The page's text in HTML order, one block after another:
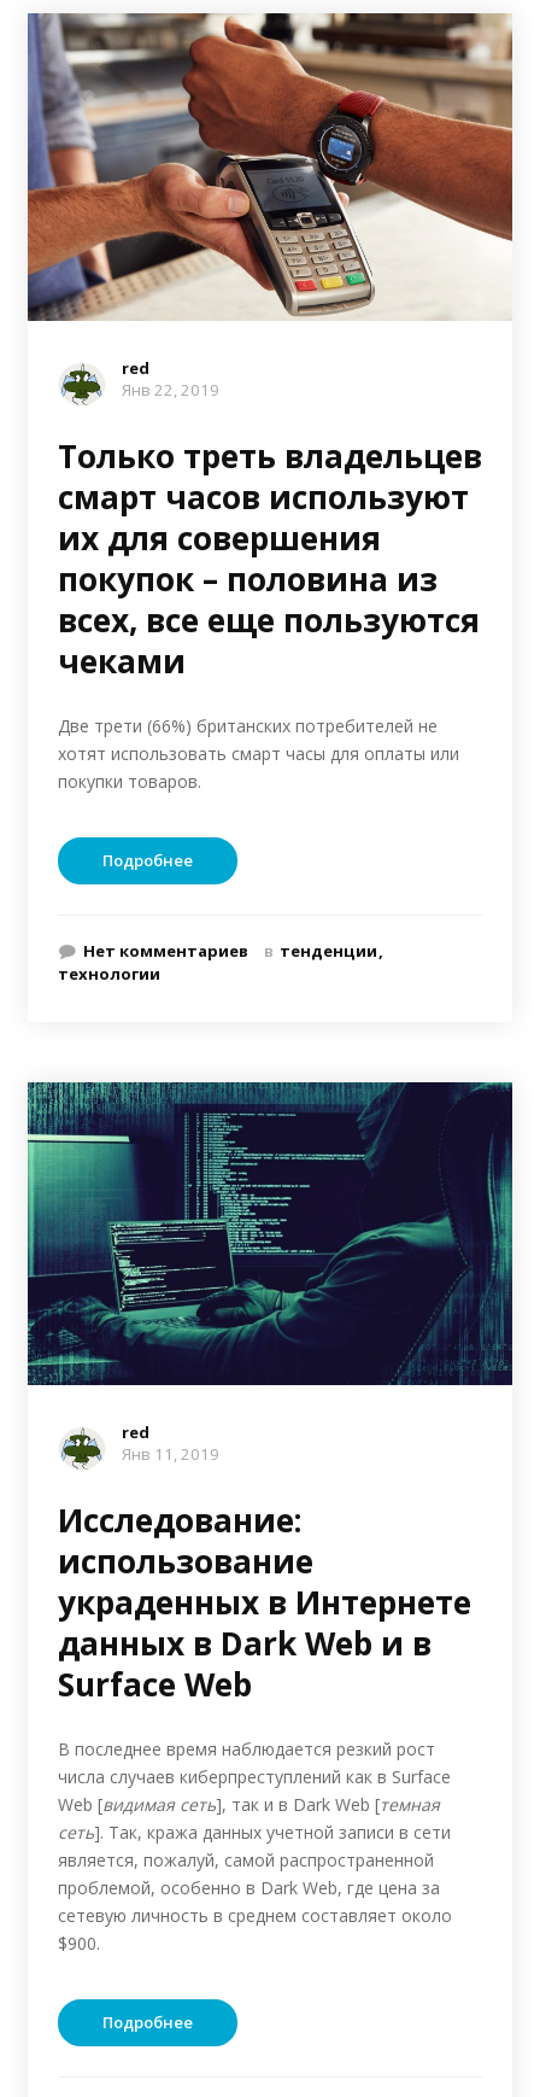
red
Янв 22, 2019
Только треть владельцев
смарт часов используют
их для совершения
покупок – половина из
всех, все еще пользуются
чеками
Две трети (66%) британских потребителей не
хотят использовать смарт часы для оплаты или
покупки товаров.
Подробнее
Нет комментариев в тенденции
технологии
red
Янв 11, 2019
Исследование:
использование
украденных в Интернете
данных в Dark Web и в
Surface Web
В последнее время наблюдается резкий рост
числа случаев киберпреступлений как в Surface
Web [видимая сеть], так и в Dark Web [темная
сеть]. Так, кража данных учетной записи в сети
является, пожалуй, самой распространенной
проблемой, особенно в Dark Web, где цена за
сетевую личность в среднем составляет около
$900.
Подробнее